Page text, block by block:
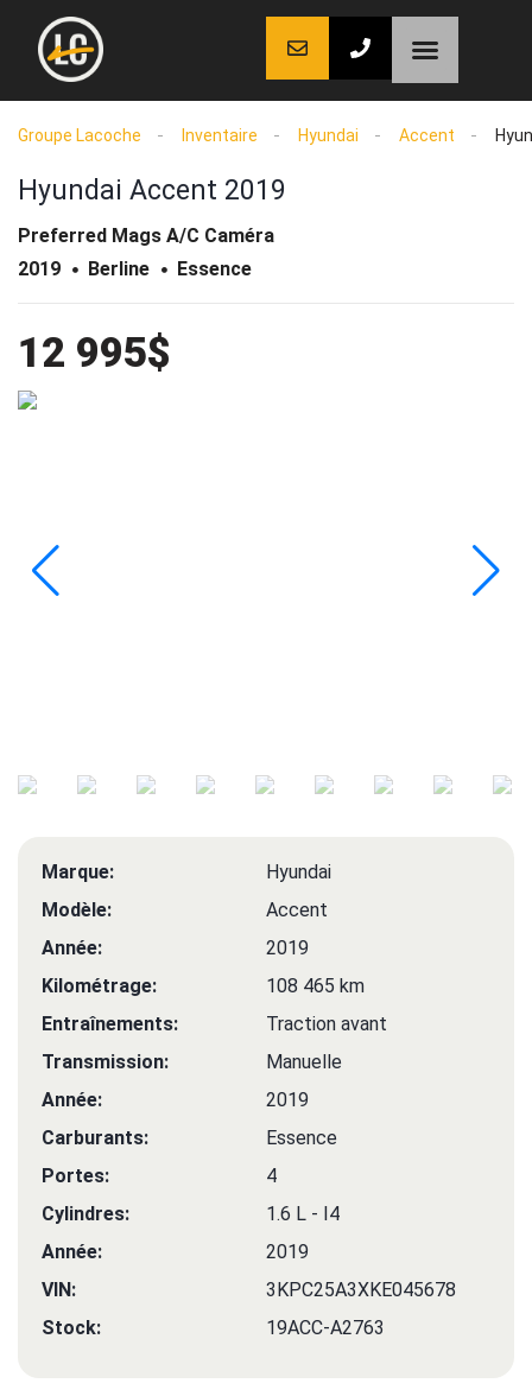
Groupe Lacoche Inventaire Hyundai Accent
Hyundai Accent 2019
Preferred Mags A/C Caméra
2019
Berline Essence
12 995$
Marque:
Hyundai
Modèle:
Accent
Année:
2019
Kilométrage:
108 465 km
Entraînements:
Traction avant
Transmission:
Manuelle
Année:
2019
Carburants:
Essence
Portes:
4
Cylindres:
1.6 L - I4
Année:
2019
VIN:
3KPC25A3XKE045678
Stock:
19ACC-A2763